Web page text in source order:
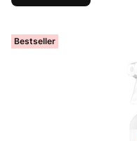
Bestseller